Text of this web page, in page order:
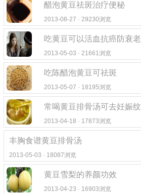
醋泡黄豆祛斑治疗便秘
2013-08-27 · 29230浏览
吃黄豆可以活血抗癌防衰老
2013-05-03 · 21661浏览
吃陈醋泡黄豆可祛斑
2013-05-07 · 18195浏览
常喝黄豆排骨汤可去妊娠纹
2013-04-18 · 17873浏览
丰胸食谱黄豆排骨汤
2013-05-03 · 18087浏览
黄豆雪梨的养颜功效
2013-04-23 · 16903浏览